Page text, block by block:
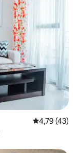
Priemerné
4,79 (43)